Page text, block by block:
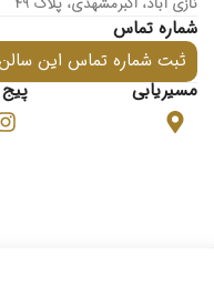
شماره تماس
ثبت شماره تماس این
مسیریابی
پیج